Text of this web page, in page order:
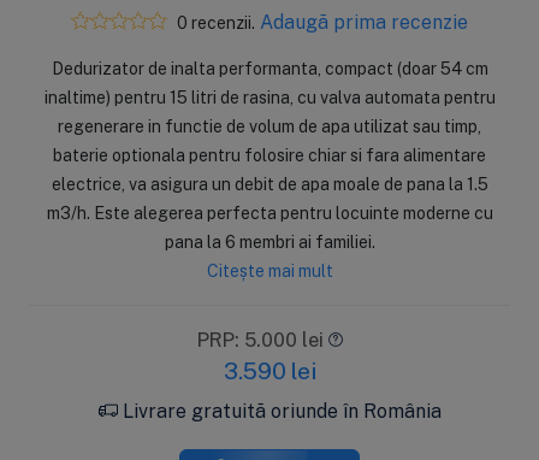
0 recenzii. Adaugă prima recenzie
Dedurizator de inalta performanta, compact (doar 54 cm
inaltime) pentru 15 litri de rasina, cu valva automata pentru
regenerare in functie de volum de apa utilizat sau timp,
baterie optionala pentru folosire chiar si fara alimentare
electrice, va asigura un debit de apa moale de pana la 1.5
m3/h. Este alegerea perfecta pentru locuinte moderne cu
pana la 6 membri ai familiei.
Citește mai mult
PRP: 5.000 lei
3.590 lei
Livrare gratuită oriunde în România